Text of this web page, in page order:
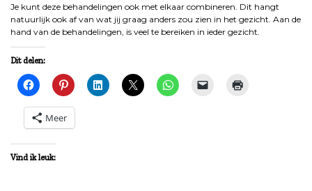
Je kunt deze behandelingen ook met elkaar combineren. Dit hangt
natuurlijk ook af van wat jij graag anders zou zien in het gezicht. Aan de
hand van de behandelingen, is veel te bereiken in ieder gezicht.
Dit delen:
Meer
Vind ik leuk: